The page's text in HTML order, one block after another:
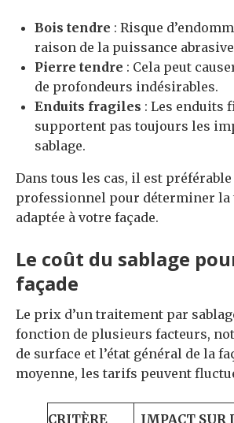
Bois tendre : Risque
raison de la puissance
Pierre tendre : Cela peut
de profondeurs indésirables.
Enduits fragiles : Les enduits
supportent pas toujours les
sablage.
Dans tous les cas, il est
professionnel pour déterminer la
adaptée à votre façade.
Le coût du sablage
façade
Le prix d’un traitement par
fonction de plusieurs facteurs,
de surface et l’état général de la
moyenne, les tarifs peuvent
CRITÈRE IMPACT SUR